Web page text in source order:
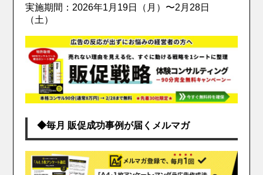
実施期間：2026年1月19日（月）〜2月28日
（土）
◆毎月 販促成功事例が届くメルマガ